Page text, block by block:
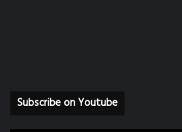
Subscribe on Youtube